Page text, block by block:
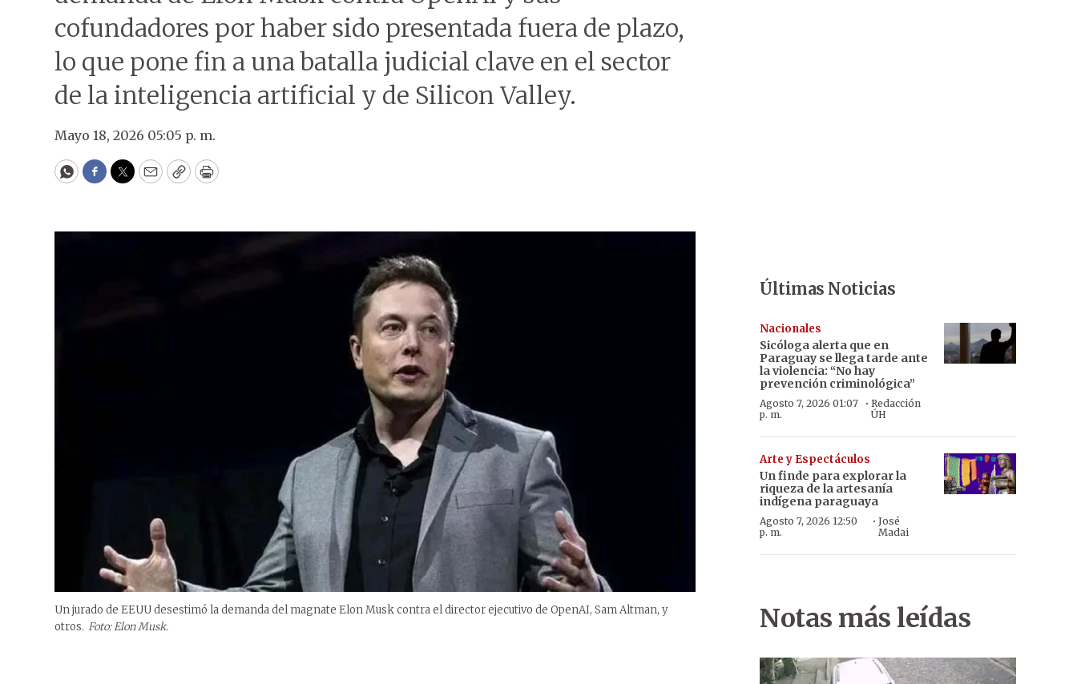
cofundadores por haber sido presentada fuera de plazo,
lo que pone fin a una batalla judicial clave en el sector
de la inteligencia artificial y de Silicon Valley.
Mayo 18, 2026 05:05 p. m.
WhatsApp
Facebook
Twitter
EmailCopyPrint
Un jurado de EEUU desestimó la demanda del magnate Elon Musk contra el director ejecutivo de OpenAI, Sam Altman, y
otros. Foto: Elon Musk.
Últimas Noticias
Nacionales
Sicóloga alerta que en
Paraguay se llega tarde ante
la violencia: “No hay
prevención criminológica”
Agosto 7, 2026 01:07
p. m.
·Redacción
ÚH
Arte y Espectáculos
Un finde para explorar la
riqueza de la artesanía
indígena paraguaya
Agosto 7, 2026 12:50
p. m.
·José
Madai
Notas más leídas